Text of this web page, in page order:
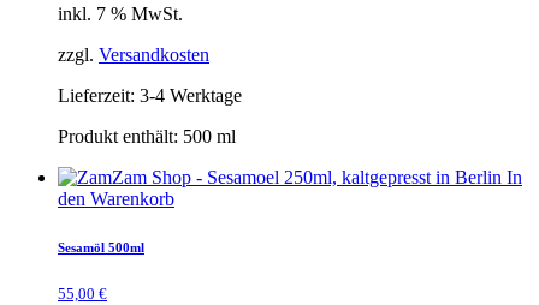
inkl. 7 % MwSt.
zzgl. Versandkosten
Lieferzeit: 3-4 Werktage
Produkt enthält: 500 ml
In
den Warenkorb
Sesamöl 500ml
55,00 €